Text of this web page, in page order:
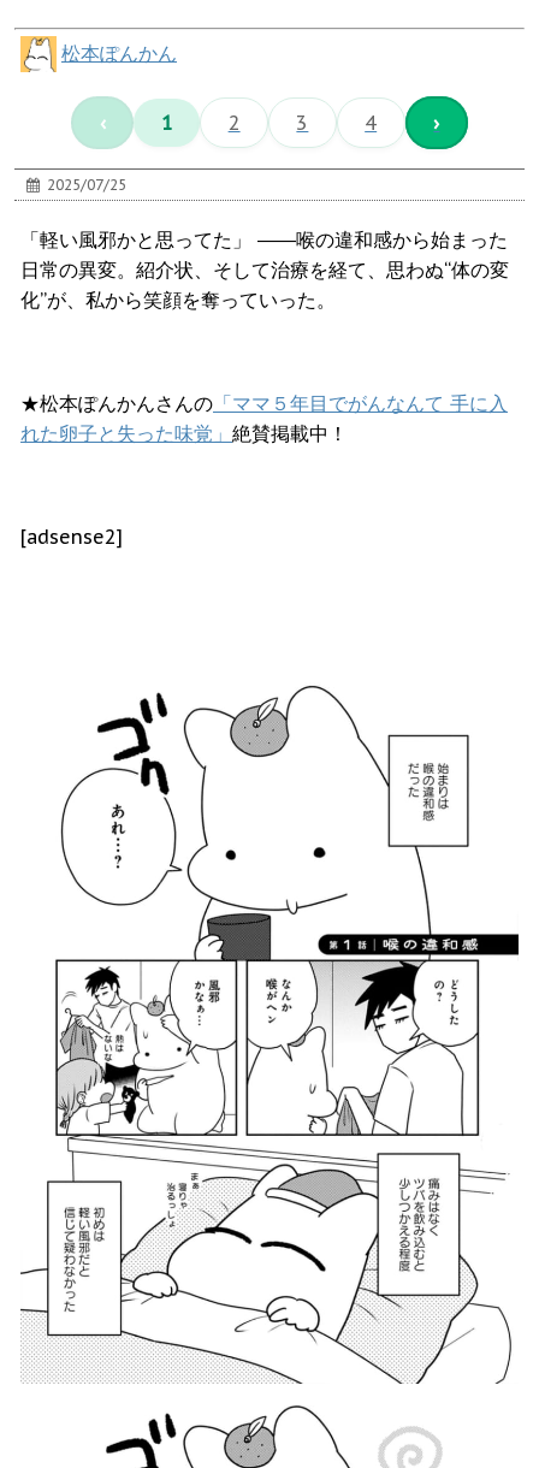
松本ぽんかん
‹ 1 2 3 4 ›
2025/07/25
「軽い風邪かと思ってた」 ――喉の違和感から始まった
日常の異変。紹介状、そして治療を経て、思わぬ“体の変
化”が、私から笑顔を奪っていった。
★松本ぽんかんさんの 「ママ５年目でがんなんて 手に入
れた卵子と失った味覚」 絶賛掲載中！
[adsense2]